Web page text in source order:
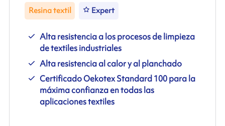
Resina textil Expert
Alta resistencia a los procesos de limpieza
de textiles industriales
Alta resistencia al calor y al planchado
Certificado Oekotex Standard 100 para la
máxima confianza en todas las
aplicaciones textiles